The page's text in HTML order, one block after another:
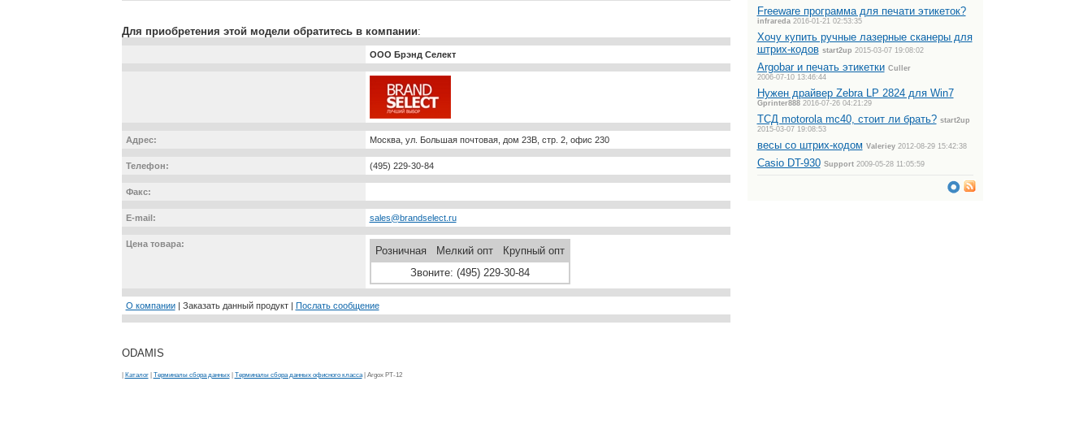
Для приобретения этой модели обратитесь в компании:
ООО Брэнд Селект
Адрес: Москва, ул. Большая почтовая, дом 23B, стр. 2, офис 230
Телефон: (495) 229-30-84
Факс:
E-mail: sales@brandselect.ru
Цена товара:
Розничная Мелкий опт
Крупный опт
Звоните: (495) 229-30-84
О компании| Заказать данный продукт | Послать сообщение
ODAMIS
Каталог| Терминалы сбора данных| Терминалы сбора данных офисного класса| Argox PT-12
Freeware программа для печати этикеток?
infrareda 2016-01-21 02:53:35
Хочу купить ручные лазерные сканеры для
штрих-кодов start2up 2015-03-07 19:08:02
Argobar и печать этикетки Culler
2006-07-10 13:46:44
Нужен драйвер Zebra LP 2824 для Win7
Gprinter888 2016-07-26 04:21:29
ТСД motorola mc40, стоит ли брать? start2up
2015-03-07 19:08:53
весы со штрих-кодом Valeriey 2012-08-29 15:42:38
Casio DT-930 Support 2009-05-28 11:05:59